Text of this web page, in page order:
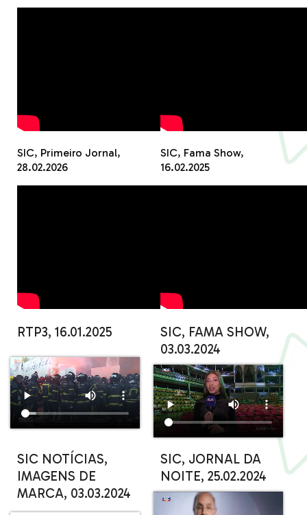
SIC, Primeiro Jornal,
28.02.2026
SIC, Fama Show,
16.02.2025
RTP3, 16.01.2025
SIC, FAMA SHOW,
03.03.2024
SIC NOTÍCIAS,
IMAGENS DE
MARCA, 03.03.2024
SIC, JORNAL DA
NOITE, 25.02.2024